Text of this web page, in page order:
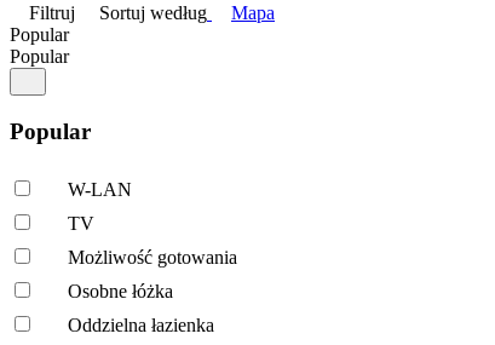
Filtruj
Sortuj według
Mapa
Popular
Popular
Popular
W-LAN
TV
Możliwość gotowania
Osobne łóżka
Oddzielna łazienka